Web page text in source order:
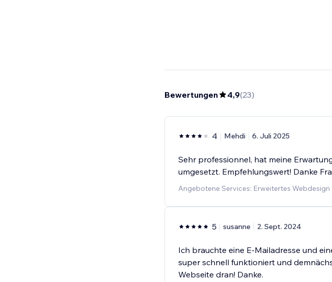
Bewertungen 4,9(23)
4 Mehdi 6. Juli 2025
Sehr professionnel, hat meine
umgesetzt. Empfehlungswert! Danke
Angebotene Services: Erweitertes Webdesign
5 susanne 2. Sept. 2024
Ich brauchte eine E-Mailadresse und
super schnell funktioniert und
Webseite dran! Danke.